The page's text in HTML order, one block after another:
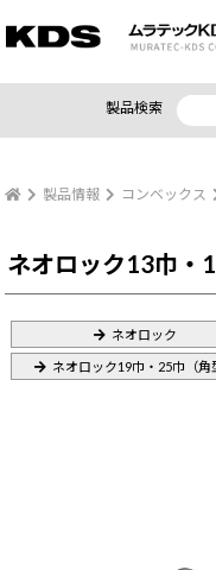
製品検索
製品情報 コンベックス
ネオロック13巾・
ネオロック
ネオロック19巾・25巾（角